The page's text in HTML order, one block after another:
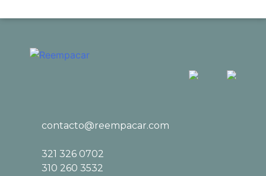
contacto@reempacar.com
321 326 0702
310 260 3532